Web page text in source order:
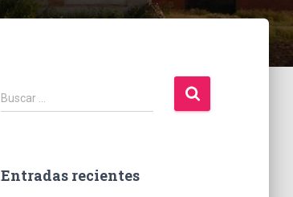
B
u
r
Buscar …
Entradas recientes